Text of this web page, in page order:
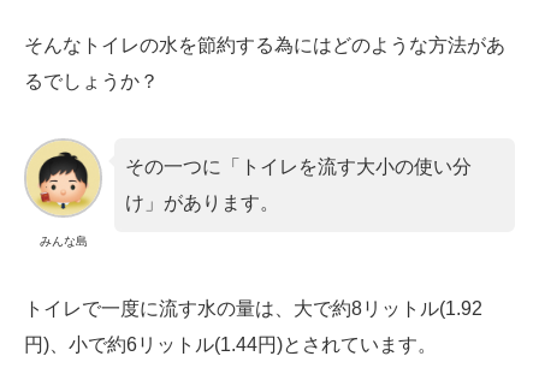
そんなトイレの水を節約する為にはどのような方法があ
るでしょうか？
みんな島
その一つに「トイレを流す大小の使い分
け」があります。
トイレで一度に流す水の量は、大で約8リットル(1.92
円)、小で約6リットル(1.44円)とされています。